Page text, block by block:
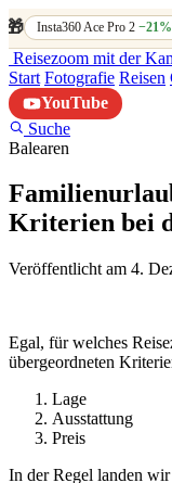
🎁 Insta360 Ace Pro 2−21%
Reisezoom mit der
Start Fotografie Reisen
YouTube
Suche
Balearen
Kriterien bei
Veröffentlicht am 4.
Egal, für welches
übergeordneten
Lage
Ausstattung
Preis
In der Regel landen